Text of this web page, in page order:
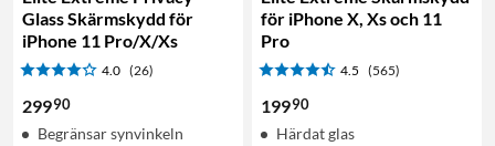
Glass Skärmskydd för
iPhone 11 Pro/X/Xs
4.0 (26)
29990
Begränsar synvinkeln
för iPhone X, Xs och 11
Pro
4.5 (565)
19990
Härdat glas